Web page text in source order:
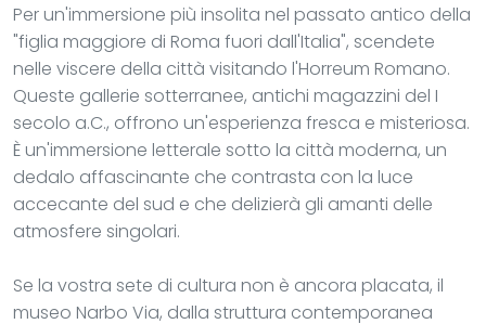
Per un'immersione più insolita nel passato antico della
"figlia maggiore di Roma fuori dall'Italia", scendete
nelle viscere della città visitando l'Horreum Romano.
Queste gallerie sotterranee, antichi magazzini del I
secolo a.C., offrono un'esperienza fresca e misteriosa.
È un'immersione letterale sotto la città moderna, un
dedalo affascinante che contrasta con la luce
accecante del sud e che delizierà gli amanti delle
atmosfere singolari.
Se la vostra sete di cultura non è ancora placata, il
museo Narbo Via, dalla struttura contemporanea